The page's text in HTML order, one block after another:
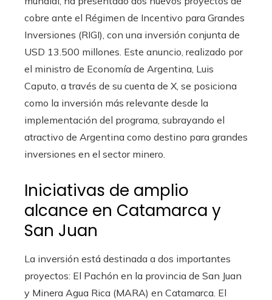
cobre ante el Régimen de Incentivo para Grandes
Inversiones (RIGI), con una inversión conjunta de
USD 13.500 millones. Este anuncio, realizado por
el ministro de Economía de Argentina, Luis
Caputo, a través de su cuenta de X, se posiciona
como la inversión más relevante desde la
implementación del programa, subrayando el
atractivo de Argentina como destino para grandes
inversiones en el sector minero.
Iniciativas de amplio
alcance en Catamarca y
San Juan
La inversión está destinada a dos importantes
proyectos: El Pachón en la provincia de San Juan
y Minera Agua Rica (MARA) en Catamarca. El